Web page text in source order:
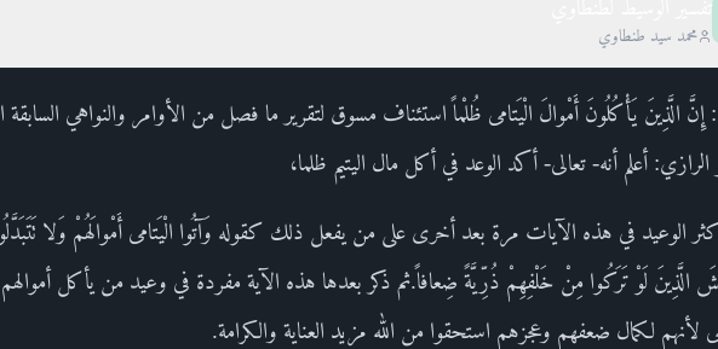
محمد سيد طنطاوي
إِنَّ الَّذِينَ يَأْكُلُونَ أَمْوالَ الْيَتامى ظُلْماً استئناف مسوق لتقرير ما فصل من الأوامر والنواهي السابقة
الرازي: أعلم أنه- تعالى- أكد الوعد في أكل مال اليتيم ظلما،
الوعيد في هذه الآيات مرة بعد أخرى على من يفعل ذلك كقوله وَآتُوا الْيَتامى أَمْوالَهُمْ وَلا
الَّذِينَ لَوْ تَرَكُوا مِنْ خَلْفِهِمْ ذُرِّيَّةً ضِعافاً.ثم ذكر بعدها هذه الآية مفردة في وعيد من يأكل
لأنهم لكمال ضعفهم وعجزهم استحقوا من الله مزيد العناية والكرامة.